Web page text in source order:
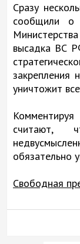
Сразу
сообщили о
высадка ВС
закрепления
уничтожит
считают,
обязательно
Свободная